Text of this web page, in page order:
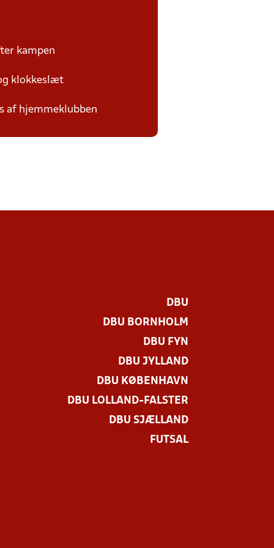
kampen
klokkeslæt
af hjemmeklubben
DBU
DBU BORNHOLM
DBU FYN
DBU JYLLAND
DBU KØBENHAVN
DBU LOLLAND-FALSTER
DBU SJÆLLAND
FUTSAL